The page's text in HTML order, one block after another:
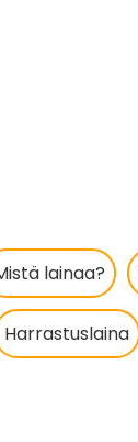
lainaa?
Harrastuslaina